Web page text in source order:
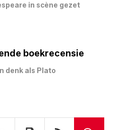
in scène gezet
boekrecensie
denk als Plato